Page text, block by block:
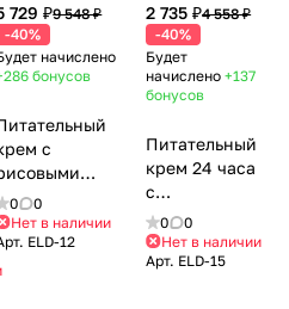
729 ₽9 548 ₽
-40%
начислено
бонусов
с
/
Le
0
0
Нет в наличии
ELD-12
2 735 ₽4 558 ₽
-40%
Будет
начислено +137
бонусов
Питательный
крем 24 часа
с
микросферами
/ 24 Hour
Cream, Le
0
0
Нет в наличии
Арт. ELD-15